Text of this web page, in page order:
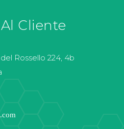
Cliente
Rossello 224, 4b